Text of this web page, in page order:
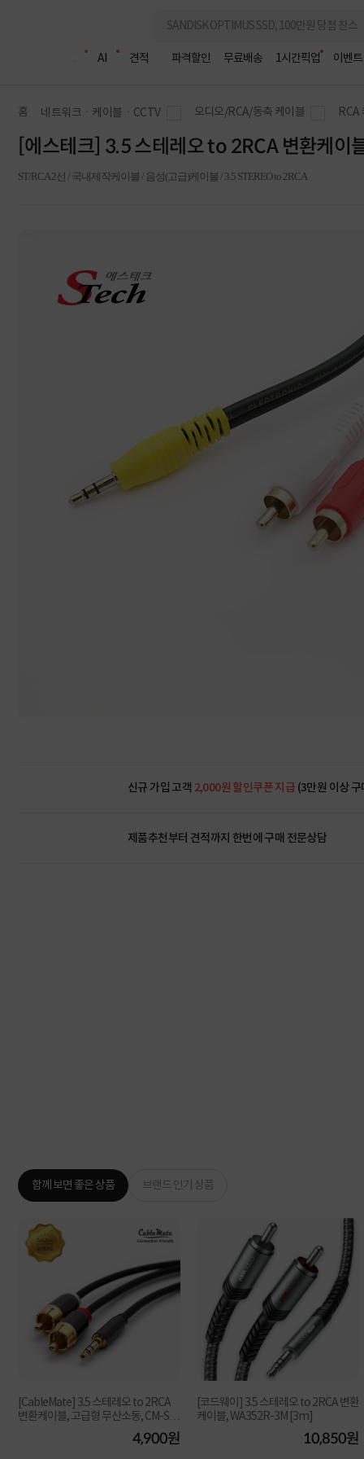
AI 견적 파격할인 무료배송 1시간픽업 이벤트
홈 네트워크ㆍ케이블ㆍCCTV 오디오/RCA/동축 케이블 RCA
[에스테크] 3.5 스테레오 to 2RCA 변환케이
ST/RCA 2선 / 국내제작케이블 / 음성(고급)케이블 / 3.5 STEREO to 2RCA
신규 가입 고객 2,000원 할인쿠폰 지급 (3만원 이상 구
제품추천부터 견적까지 한번에 구매 전문상담
함께 보면 좋은 상품 브랜드 인기 상품
[CableMate] 3.5 스테레오 to 2RCA
변환케이블, 고급형 무산소동, CM-SR
4,900원
[코드웨이] 3.5 스테레오 to 2RCA 변환
케이블, WA352R-3M [3m]
10,850원